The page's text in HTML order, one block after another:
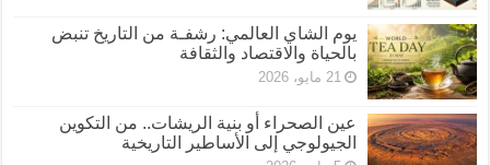
يوم الشاي العالمي: رشفـة من التاريخ تنبض
بالحياة والاقتصاد والثقافة
21 مايو، 2026
عين الصحراء أو بنية الريشات.. من التكوين
الجيولوجي إلى الأساطير التاريخية